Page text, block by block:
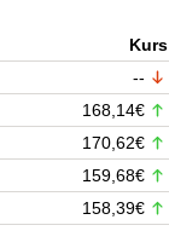
Kurs
--
168,14€
170,62€
159,68€
158,39€